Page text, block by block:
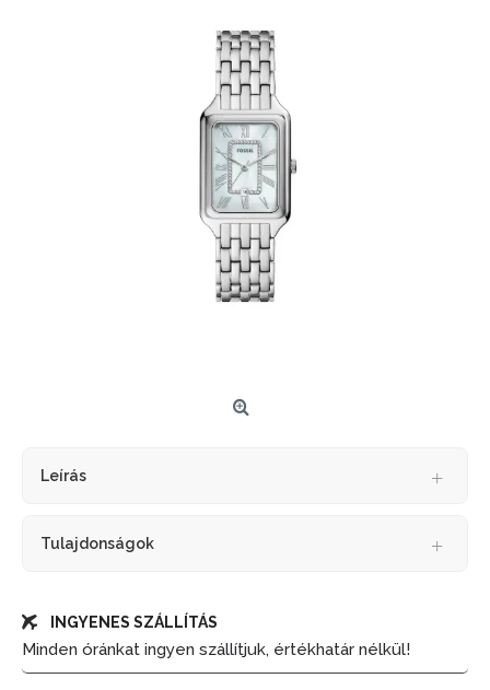
Leírás
Tulajdonságok
INGYENES SZÁLLÍTÁS
Minden óránkat ingyen szállítjuk, értékhatár nélkül!